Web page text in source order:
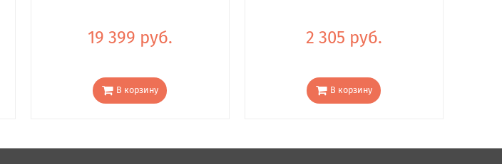
19 399 руб.
В корзину
2 305 руб.
В корзину